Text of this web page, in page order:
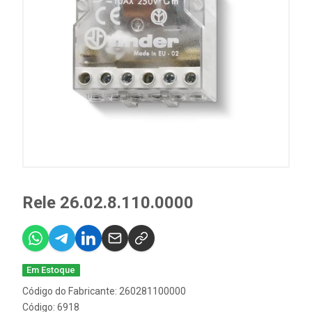
Rele 26.02.8.110.0000
Em Estoque
Código do Fabricante: 260281100000
Código: 6918